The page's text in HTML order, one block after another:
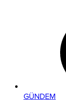
GÜNDEM